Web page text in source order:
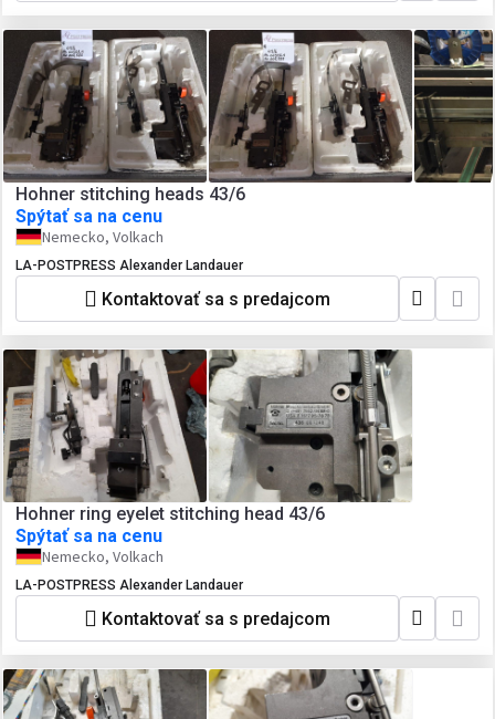
Hohner stitching heads 43/6
Spýtať sa na cenu
Nemecko, Volkach
LA-POSTPRESS Alexander Landauer
Kontaktovať sa s predajcom
Hohner ring eyelet stitching head 43/6
Spýtať sa na cenu
Nemecko, Volkach
LA-POSTPRESS Alexander Landauer
Kontaktovať sa s predajcom